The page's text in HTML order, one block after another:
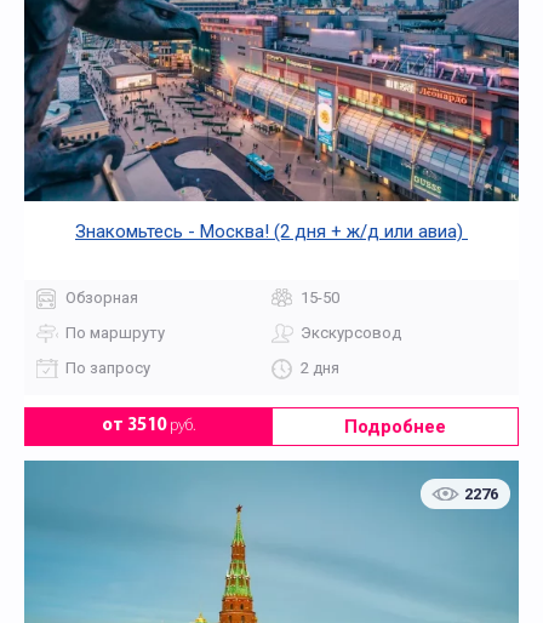
Знакомьтесь - Москва! (2 дня + ж/д или авиа)
Обзорная
15-50
По маршруту
Экскурсовод
По запросу
2 дня
от 3510руб. Подробнее
2276